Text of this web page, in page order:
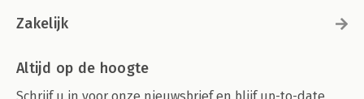
Zakelijk
Altijd op de hoogte